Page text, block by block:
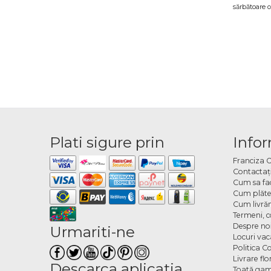
sărbătoare
orice
Ce
sau
Alegi tipul
livrare la
Plati sigure prin
Urmariti-ne
Franciza
Cum sa
Cum
Cum
Termeni,
Despre noi
Locuri
Politica
Livrare